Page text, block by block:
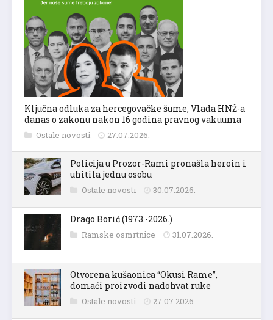
Ključna odluka za hercegovačke šume, Vlada HNŽ-a
danas o zakonu nakon 16 godina pravnog vakuuma
Ostale novosti 27.07.2026.
Policija u Prozor-Rami pronašla heroin i
uhitila jednu osobu
Ostale novosti 30.07.2026.
Drago Borić (1973.-2026.)
Ramske osmrtnice 31.07.2026.
Otvorena kušaonica “Okusi Rame”,
domaći proizvodi nadohvat ruke
Ostale novosti 27.07.2026.